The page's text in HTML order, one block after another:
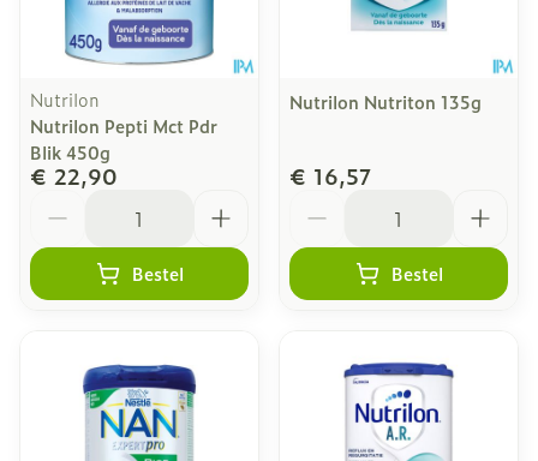
Nutrilon
Nutrilon Pepti Mct Pdr
Blik 450g
€ 22,90
Bestel
Nutrilon Nutriton 135g
€ 16,57
Bestel